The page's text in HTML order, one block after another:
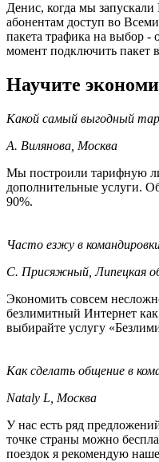
Денис, когда мы
абонентам доступ во
пакета трафика на выбор -
момент подключить пакет
Научите
Какой самый выгодный
А. Вилянова, Москва
Мы построили тарифную
дополнительные услуги.
90%.
Часто езжу в
С. Присяжный, Липецкая
Экономить совсем
безлимитный Интернет
выбирайте услугу
Как сделать общение в
Nataly L, Москва
У нас есть ряд
точке страны можно
поездок я рекомендую